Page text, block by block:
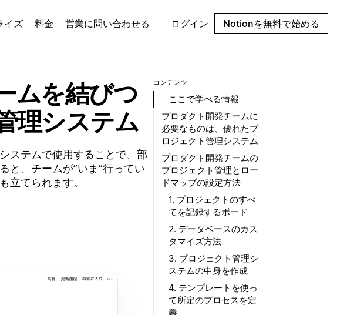
イズ 料金 営業に問い合わせる ログイン Notionを無料で始める
ムを結びつ
理システム
ステムで使用することで、部
と、チームが”いま”行ってい
立てられます。
コンテンツ
ここで学べる情報
プロダクト開発チームに
必要なものは、優れたプ
ロジェクト管理システム
プロダクト開発チームの
プロジェクト管理とロー
ドマップの設定方法
1. プロジェクトのすべ
てを記録するボード
2. データベースのカス
タマイズ方法
3. プロジェクト管理シ
ステムの中身を作成
4. テンプレートを使っ
て所定のプロセスを定
義